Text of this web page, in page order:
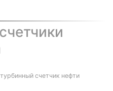
счетчик нефти